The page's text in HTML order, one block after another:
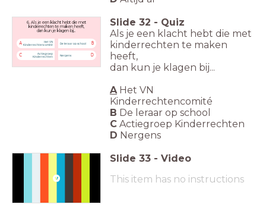
6. Als je een klacht hebt die met
kinderrechten te maken heeft,
dan kun je klagen bij...
A
Het VN
Kinderrechtencomité
B
De leraar op school
C
Actiegroep
Kinderrechten
D
Nergens
Slide 32 - Quiz
Als je een klacht hebt die met
kinderrechten te maken
heeft,
dan kun je klagen bij...
AHet VN
Kinderrechtencomité
B De leraar op school
C Actiegroep Kinderrechten
D Nergens
Slide 33 - Video
This item has no instructions